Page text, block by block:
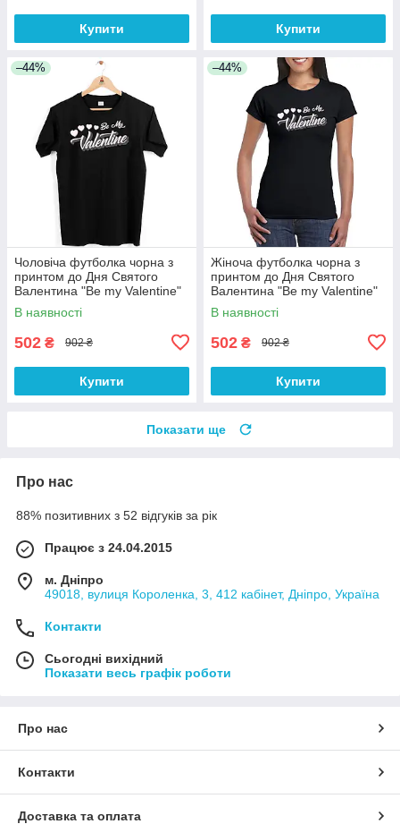
Купити Купити
–44%
Чоловіча футболка чорна з
принтом до Дня Святого
Валентина "Be my Valentine"
Push IT
В наявності
502 ₴ 902 ₴
Купити
–44%
Жіноча футболка чорна з
принтом до Дня Святого
Валентина "Be my Valentine"
Push IT
В наявності
502 ₴ 902 ₴
Купити
Показати ще
Про нас
88% позитивних з 52 відгуків за рік
Працює з 24.04.2015
м. Дніпро
49018, вулиця Короленка, 3, 412 кабінет, Дніпро, Україна
Контакти
Сьогодні вихідний
Показати весь графік роботи
Про нас
Контакти
Доставка та оплата